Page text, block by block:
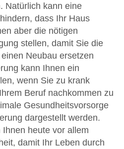
Natürlich kann eine
dass Ihr Haus
aber die nötigen
stellen, damit Sie die
Neubau ersetzen
kann Ihnen ein
wenn Sie zu krank
Beruf nachkommen zu
Gesundheitsvorsorge
dargestellt werden.
heute vor allem
damit Ihr Leben durch